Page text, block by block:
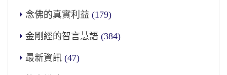
念佛的真實利益 (179)
金剛經的智言慧語 (384)
最新資訊 (47)